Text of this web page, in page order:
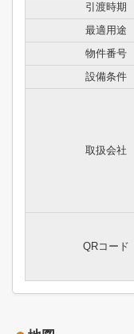
引渡時期
最適用途
物件番号
設備条件
取扱会社
QRコード